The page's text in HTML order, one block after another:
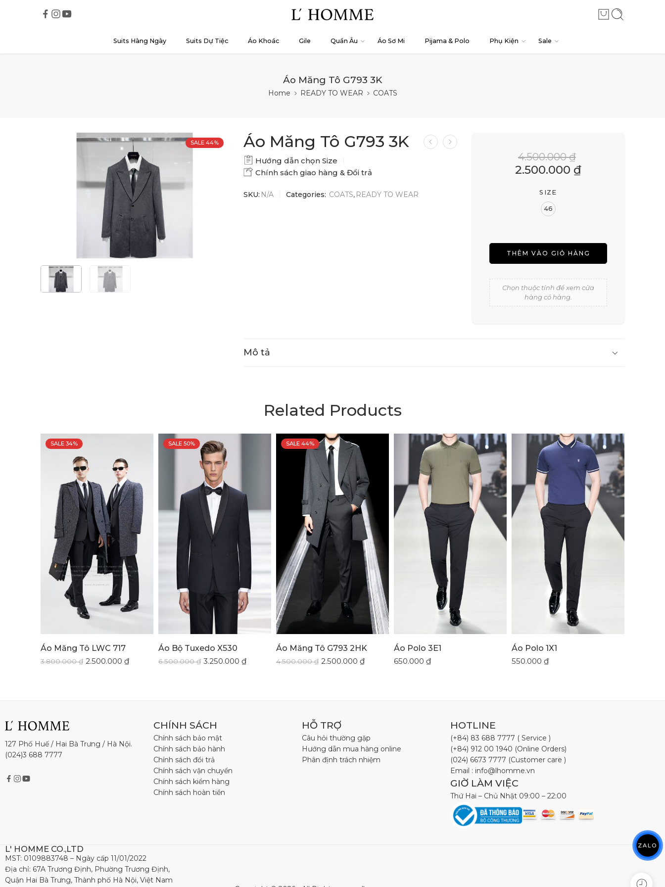
ZALO
Suits Hàng Ngày Suits Dự Tiệc Áo Khoác Gile Quần Âu Áo Sơ Mi Pijama & Polo Phụ Kiện Sale
Áo Măng Tô G793 3K
Home READY TO WEAR COATS
SALE 44% Áo Măng Tô G793 3K
Hướng dẫn chọn Size
Chính sách giao hàng & Đổi trả
SKU: N/A Categories: COATS, READY TO WEAR
4.500.000₫
2.500.000 ₫
SIZE
46
THÊM VÀO GIỎ HÀNG
Chọn thuộc tính để xem cửa
hàng có hàng.
Mô tả
Related Products
SALE 34%
Áo Măng Tô LWC 717
3.800.000₫ 2.500.000 ₫
SALE 50%
Áo Bộ Tuxedo X530
6.500.000₫ 3.250.000 ₫
SALE 44%
Áo Măng Tô G793 2HK
4.500.000₫ 2.500.000 ₫
Áo Polo 3E1
650.000 ₫
Áo Polo 1X1
550.000 ₫
127 Phố Huế / Hai Bà Trưng / Hà Nội.
(024)3 688 7777
CHÍNH SÁCH
Chính sách bảo mật
Chính sách bảo hành
Chính sách đổi trả
Chính sách vận chuyển
Chính sách kiểm hàng
Chính sách hoàn tiền
HỖ TRỢ
Câu hỏi thường gặp
Hướng dẫn mua hàng online
Phân định trách nhiệm
HOTLINE
(+84) 83 688 7777 ( Service )
(+84) 912 00 1940 (Online Orders)
(024) 6673 7777 (Customer care )
Email : info@lhomme.vn
GIỜ LÀM VIỆC
Thứ Hai – Chủ Nhật 09:00 – 22:00
L' HOMME CO.,LTD
MST: 0109883748 – Ngày cấp 11/01/2022
Địa chỉ: 67A Trương Định, Phường Trương Định,
Quận Hai Bà Trưng, Thành phố Hà Nội, Việt Nam